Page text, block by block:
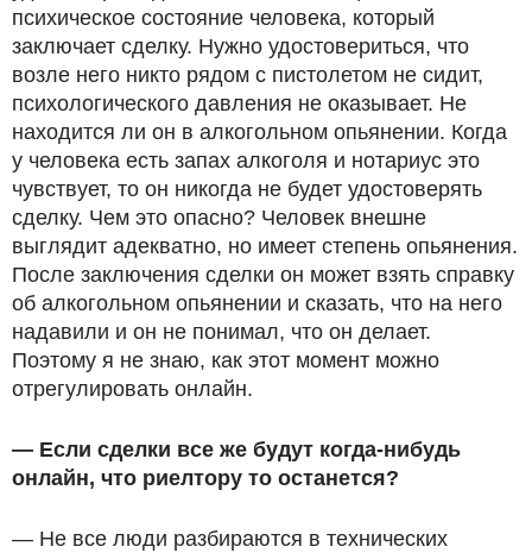
психическое состояние человека, который
заключает сделку. Нужно удостовериться, что
возле него никто рядом с пистолетом не сидит,
психологического давления не оказывает. Не
находится ли он в алкогольном опьянении. Когда
у человека есть запах алкоголя и нотариус это
чувствует, то он никогда не будет удостоверять
сделку. Чем это опасно? Человек внешне
выглядит адекватно, но имеет степень опьянения.
После заключения сделки он может взять справку
об алкогольном опьянении и сказать, что на него
надавили и он не понимал, что он делает.
Поэтому я не знаю, как этот момент можно
отрегулировать онлайн.
— Если сделки все же будут когда-нибудь
онлайн, что риелтору то останется?
— Не все люди разбираются в технических